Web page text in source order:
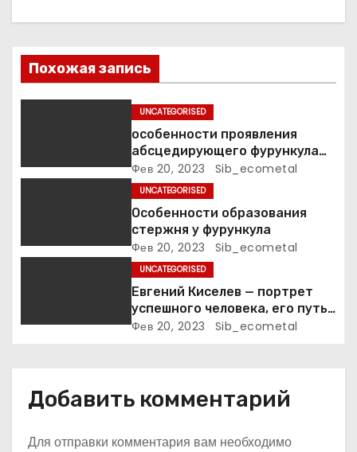
о
з
а
с
м
Похожая запись
UNCATEGORISED
особенности проявления
абсцедирующего фурункула
код по МКБ-10
Фев 20, 2023 Sib_ecometal
UNCATEGORISED
Особенности образования
стержня у фурункула
Фев 20, 2023 Sib_ecometal
UNCATEGORISED
Евгений Киселев — портрет
успешного человека, его путь
к славе и личное счастье
Фев 20, 2023 Sib_ecometal
Добавить комментарий
Для отправки комментария вам необходимо